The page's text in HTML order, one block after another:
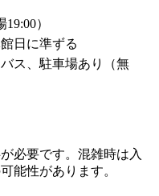
）
日に準ずる
ス、駐車場あり（無
必要です。混雑時は入
能性があります。